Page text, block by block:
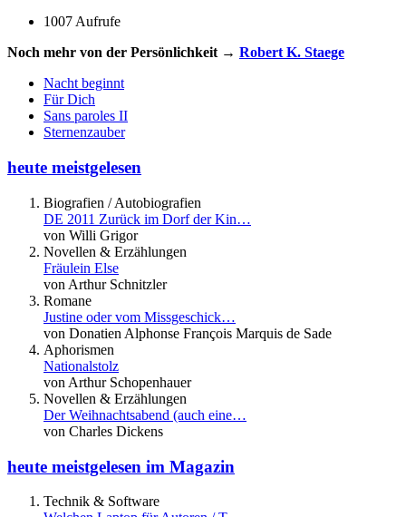
1007 Aufrufe
Noch mehr von der Persönlichkeit → Robert K. Staege
Nacht beginnt
Für Dich
Sans paroles II
Sternenzauber
heute meistgelesen
Biografien / Autobiografien
DE 2011 Zurück im Dorf der Kin…
von Willi Grigor
Novellen & Erzählungen
Fräulein Else
von Arthur Schnitzler
Romane
Justine oder vom Missgeschick…
von Donatien Alphonse François Marquis de Sade
Aphorismen
Nationalstolz
von Arthur Schopenhauer
Novellen & Erzählungen
Der Weihnachtsabend (auch eine…
von Charles Dickens
heute meistgelesen im Magazin
Technik & Software